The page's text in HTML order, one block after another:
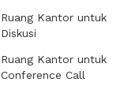
Ruang Kantor untuk
Diskusi
Ruang Kantor untuk
Conference Call